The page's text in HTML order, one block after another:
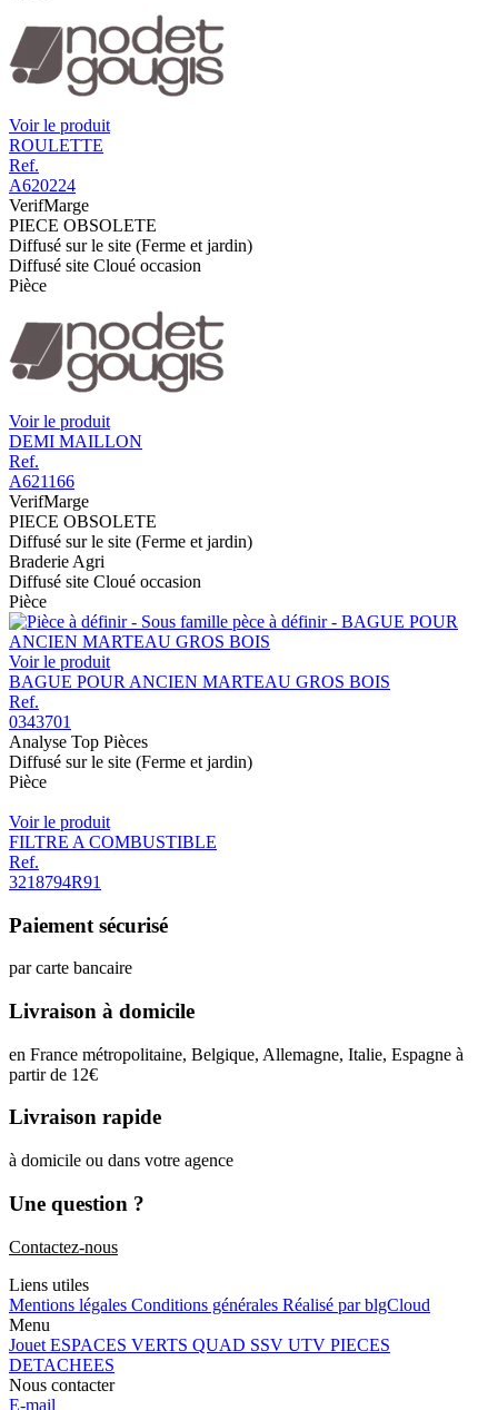
Voir le produit
ROULETTE
Ref.
A620224
VerifMarge
PIECE OBSOLETE
Diffusé sur le site (Ferme et jardin)
Diffusé site Cloué occasion
Pièce
Voir le produit
DEMI MAILLON
Ref.
A621166
VerifMarge
PIECE OBSOLETE
Diffusé sur le site (Ferme et jardin)
Braderie Agri
Diffusé site Cloué occasion
Pièce
Voir le produit
BAGUE POUR ANCIEN MARTEAU GROS BOIS
Ref.
0343701
Analyse Top Pièces
Diffusé sur le site (Ferme et jardin)
Pièce
Voir le produit
FILTRE A COMBUSTIBLE
Ref.
3218794R91
Paiement sécurisé
par carte bancaire
Livraison à domicile
en France métropolitaine, Belgique, Allemagne, Italie, Espagne à
partir de 12€
Livraison rapide
à domicile ou dans votre agence
Une question ?
Contactez-nous
Liens utiles
Mentions légales Conditions générales Réalisé par blgCloud
Menu
Jouet ESPACES VERTS QUAD SSV UTV PIECES
DETACHEES
Nous contacter
E-mail